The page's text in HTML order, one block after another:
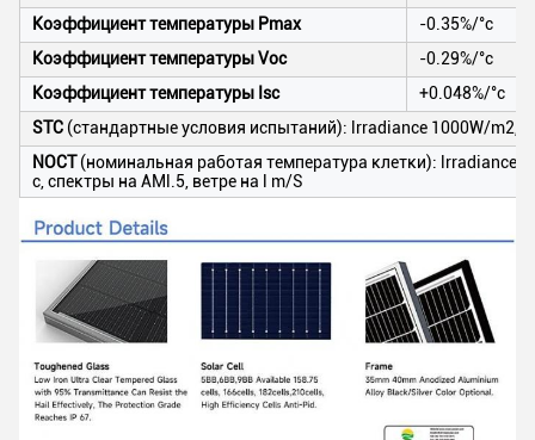
Коэффициент температуры Pmax
-0.35%/°c
Коэффициент температуры Voc
-0.29%/°c
Коэффициент температуры Isc
+0.048%/°c
STC (стандартные условия испытаний): lrradiance 1000W/m2,
NOCT(номинальная работая температура клетки): lrradiance
c, спектры на AMl.5, ветре на l m/S